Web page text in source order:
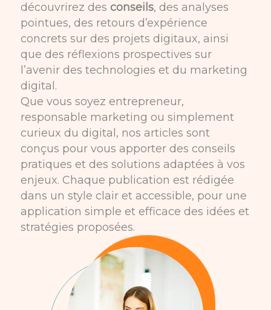
découvrirez des conseils, des analyses
pointues, des retours d’expérience
concrets sur des projets digitaux, ainsi
que des réflexions prospectives sur
l’avenir des technologies et du marketing
digital.
Que vous soyez entrepreneur,
responsable marketing ou simplement
curieux du digital, nos articles sont
conçus pour vous apporter des conseils
pratiques et des solutions adaptées à vos
enjeux. Chaque publication est rédigée
dans un style clair et accessible, pour une
application simple et efficace des idées et
stratégies proposées.